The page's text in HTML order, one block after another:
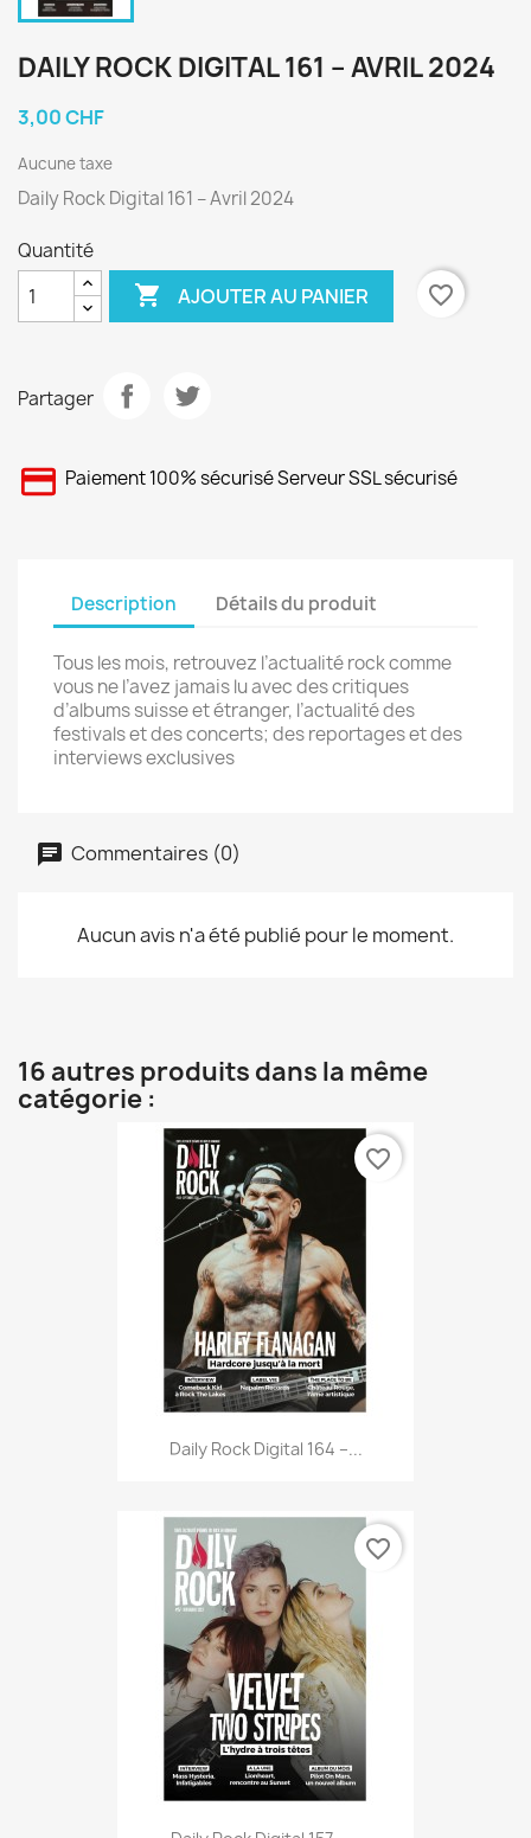
DAILY ROCK DIGITAL 161 – AVRIL 2024
3,00 CHF
Aucune taxe
Daily Rock Digital 161 – Avril 2024
Quantité
 AJOUTER AU PANIER favorite_border
Partager
Paiement 100% sécurisé Serveur SSL sécurisé
Description Détails du produit
Tous les mois, retrouvez l’actualité rock comme
vous ne l’avez jamais lu avec des critiques
d’albums suisse et étranger, l’actualité des
festivals et des concerts; des reportages et des
interviews exclusives
Commentaires (0)
Aucun avis n'a été publié pour le moment.
16 autres produits dans la même
catégorie :
Daily Rock Digital 164 –...
favorite_border
favorite_border